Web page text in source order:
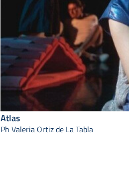
Atlas
Ph Valeria Ortiz de La Tabla